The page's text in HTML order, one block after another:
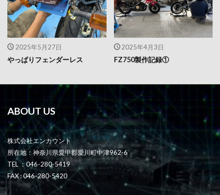
2025年5月27日
やっぱりフェンダーレス
2025年4月3日
FZ750製作記録①
ABOUT US
株式会社エンカウント
所在地：神奈川県愛甲郡愛川町中津962-6
TEL ：046-280-5419
FAX : 046-280-5420